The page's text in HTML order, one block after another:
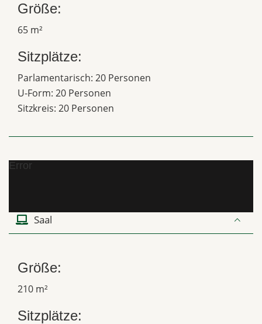
Größe:
65 m²
Sitzplätze:
Parlamentarisch: 20 Personen
U-Form: 20 Personen
Sitzkreis: 20 Personen
Error
Saal
Größe:
210 m²
Sitzplätze: